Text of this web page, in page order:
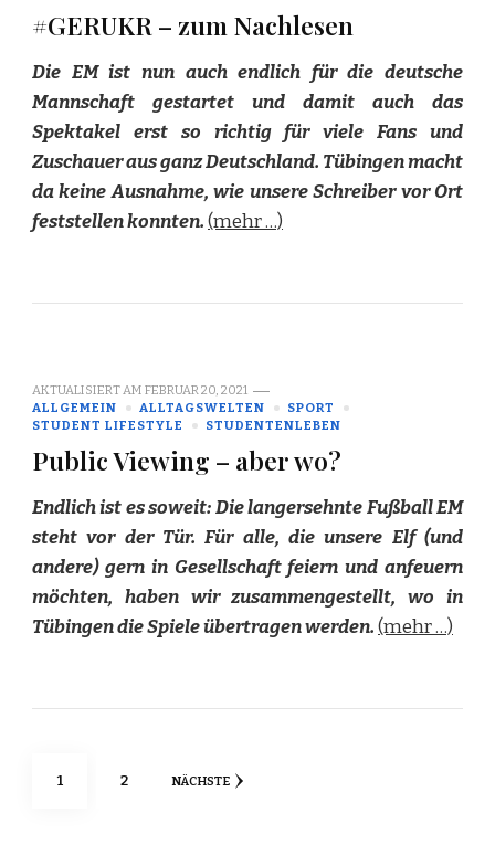
#GERUKR – zum Nachlesen
Die EM ist nun auch endlich für die deutsche
Mannschaft gestartet und damit auch das
Spektakel erst so richtig für viele Fans und
Zuschauer aus ganz Deutschland. Tübingen macht
da keine Ausnahme, wie unsere Schreiber vor Ort
feststellen konnten.(mehr …)
AKTUALISIERT AM FEBRUAR 20, 2021
ALLGEMEIN
ALLTAGSWELTEN
SPORT
STUDENT LIFESTYLE
STUDENTENLEBEN
Public Viewing – aber wo?
Endlich ist es soweit: Die langersehnte Fußball EM
steht vor der Tür. Für alle, die unsere Elf (und
andere) gern in Gesellschaft feiern und anfeuern
möchten, haben wir zusammengestellt, wo in
Tübingen die Spiele übertragen werden.(mehr …)
Seitennummerierung
SEITE
1 SEITE
2 NÄCHSTE